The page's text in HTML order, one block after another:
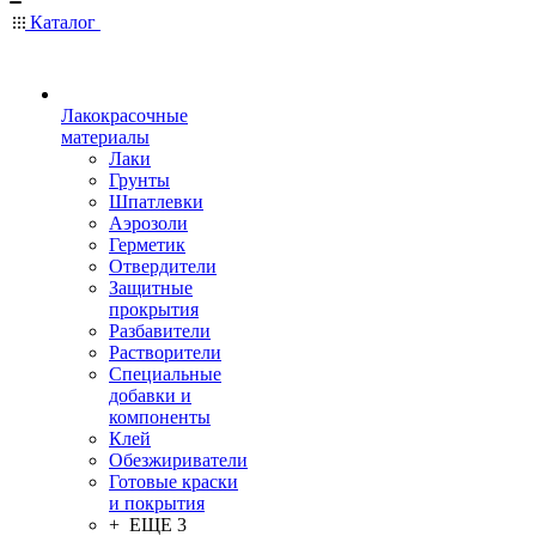
Каталог
Лакокрасочные
материалы
Лаки
Грунты
Шпатлевки
Аэрозоли
Герметик
Отвердители
Защитные
прокрытия
Разбавители
Растворители
Специальные
добавки и
компоненты
Клей
Обезжириватели
Готовые краски
и покрытия
+ ЕЩЕ 3